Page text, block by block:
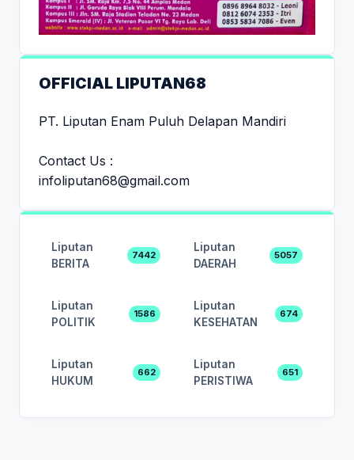
OFFICIAL LIPUTAN68
PT. Liputan Enam Puluh Delapan Mandiri
Contact Us :
infoliputan68@gmail.com
Liputan
BERITA
7442
Liputan
DAERAH
5057
Liputan
POLITIK
1586
Liputan
KESEHATAN
674
Liputan
HUKUM
662
Liputan
PERISTIWA
651